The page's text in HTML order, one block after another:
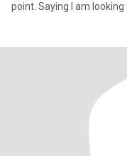
point. Saying I am